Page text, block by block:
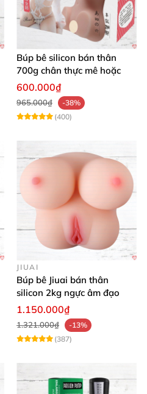
Búp bê silicon bán thân
700g chân thực mê hoặc
600.000₫
965.000₫
-38%
(400)
JIUAI
Búp bê Jiuai bán thân
silicon 2kg ngực âm đạo
1.150.000₫
1.321.000₫
-13%
(387)